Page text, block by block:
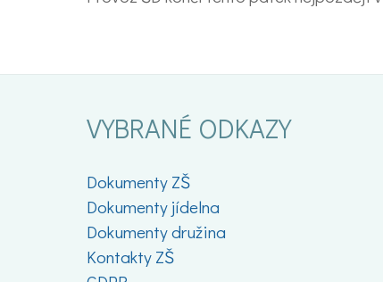
VYBRANÉ ODKAZY
Dokumenty ZŠ
Dokumenty jídelna
Dokumenty družina
Kontakty ZŠ